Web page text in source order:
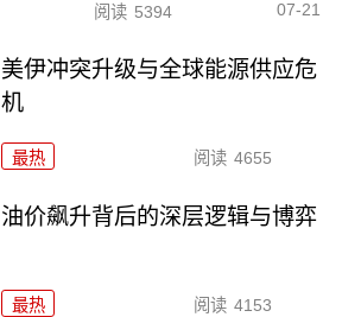
阅读 5394 07-21
美伊冲突升级与全球能源供应危
机
最热 阅读 4655
油价飙升背后的深层逻辑与博弈
最热 阅读 4153